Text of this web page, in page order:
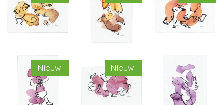
Nieuw! Nieuw!